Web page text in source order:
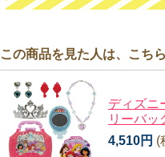
この商品を見た人は、こち
ディズニ
リーバッ
4,510円 (